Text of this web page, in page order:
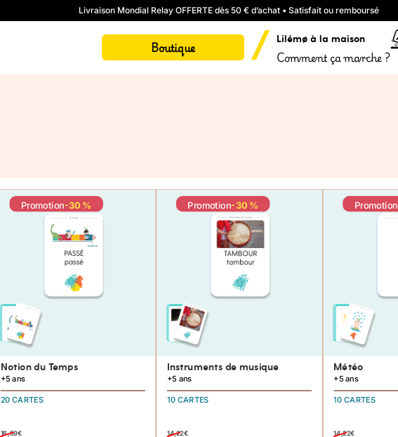
Livraison Mondial Relay OFFERTE dès 50 € d’achat • Satisfait ou remboursé
Boutique Lilémø à la maison
Comment ça marche ?
Promotion-30 %
Notion du Temps
+5 ans
20 CARTES
16,59€
Promotion-30 %
Instruments de musique
+5 ans
10 CARTES
14,22€
Promotion
Météo
+5 ans
10 CARTES
14,22€